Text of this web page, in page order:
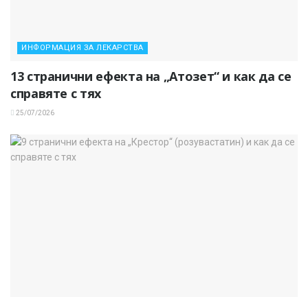
ИНФОРМАЦИЯ ЗА ЛЕКАРСТВА
13 странични ефекта на „Атозет“ и как да се
справяте с тях
25/07/2026